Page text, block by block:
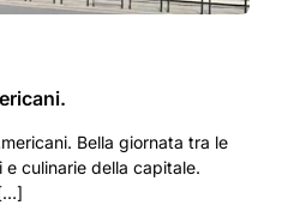
Bella giornata tra le
culinarie della capitale.